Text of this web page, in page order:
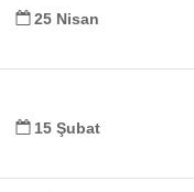
25 Nisan
15 Şubat